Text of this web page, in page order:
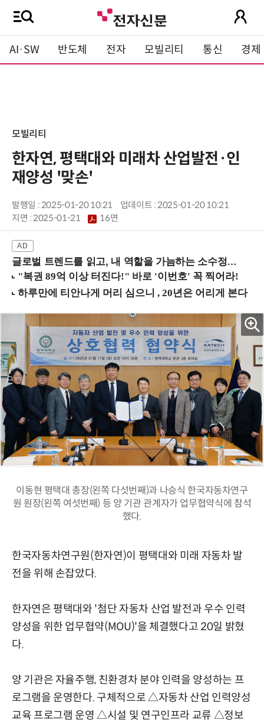
AI·SW 반도체 전자 모빌리티 통신 경제
모빌리티
한자연, 평택대와 미래차 산업발전·인
재양성 '맞손'
발행일 : 2025-01-20 10:21
업데이트 : 2025-01-20 10:21
지면 :2025-01-21 16면
글로벌 트렌드를 읽고, 내 역할을 가늠하는 소수정예 실습 워크숍 (8/28 신논현역)
이동현 평택대 총장(왼쪽 다섯번째)과 나승식 한국자동차연구
원 원장(왼쪽 여섯번째) 등 양 기관 관계자가 업무협약식에 참석
했다.
한국자동차연구원(한자연)이 평택대와 미래 자동차 발
전을 위해 손잡았다.
한자연은 평택대와 '첨단 자동차 산업 발전과 우수 인력
양성을 위한 업무협약(MOU)'을 체결했다고 20일 밝혔
다.
양 기관은 자율주행, 친환경차 분야 인력을 양성하는 프
로그램을 운영한다. 구체적으로 △자동차 산업 인력양성
교육 프로그램 운영 △시설 및 연구인프라 교류 △정보